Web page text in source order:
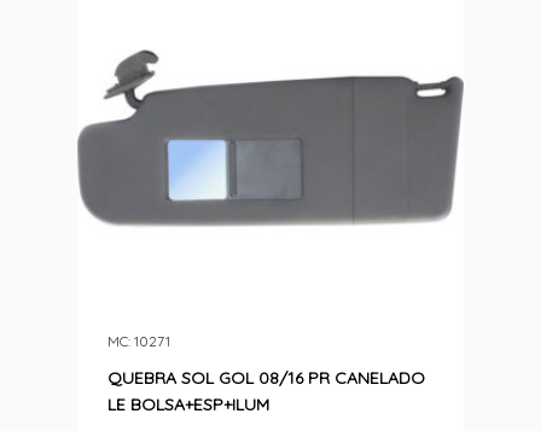
QUEBRA SOL GOL 08/16 PR CANELADO
LE BOLSA+ESP+ILUM
MC: 10271